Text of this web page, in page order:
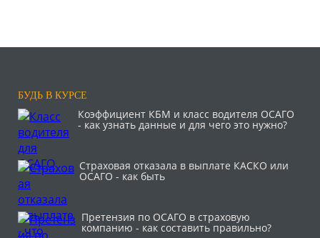
БУДЬ В КУРСЕ
Коэффициент КБМ и класс водителя ОСАГО
- как узнать данные и для чего это нужно?
Страховая отказала в выплате КАСКО или
ОСАГО - как быть
Претензия по ОСАГО в страховую
компанию - как составить правильно?